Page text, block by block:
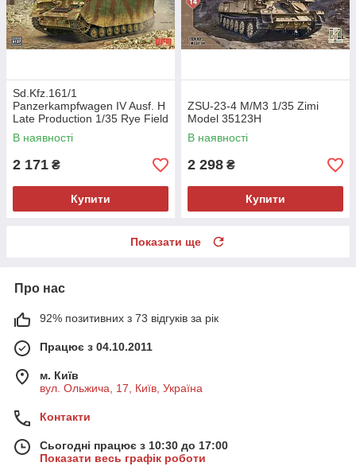
Sd.Kfz.161/1
Panzerkampfwagen IV Ausf. H
Late Production 1/35 Rye Field
Model 5127
В наявності
2 171 ₴
Купити
ZSU-23-4 M/M3 1/35 Zimi
Model 35123H
В наявності
2 298 ₴
Купити
Показати ще
Про нас
92% позитивних з 73 відгуків за рік
Працює з 04.10.2011
м. Київ
вул. Ольжича, 17, Київ, Україна
Контакти
Сьогодні працює з 10:30 до 17:00
Показати весь графік роботи